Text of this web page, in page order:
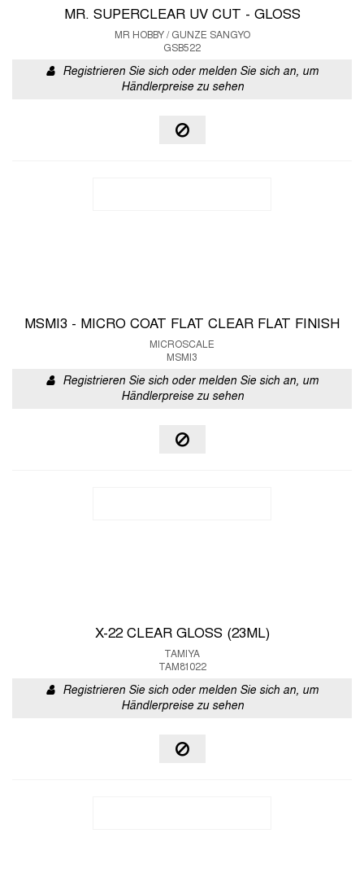
MR. SUPERCLEAR UV CUT - GLOSS
MR HOBBY / GUNZE SANGYO
GSB522
Registrieren Sie sich oder melden Sie sich an, um
Händlerpreise zu sehen
MSMI3 - MICRO COAT FLAT CLEAR FLAT FINISH
MICROSCALE
MSMI3
Registrieren Sie sich oder melden Sie sich an, um
Händlerpreise zu sehen
X-22 CLEAR GLOSS (23ML)
TAMIYA
TAM81022
Registrieren Sie sich oder melden Sie sich an, um
Händlerpreise zu sehen